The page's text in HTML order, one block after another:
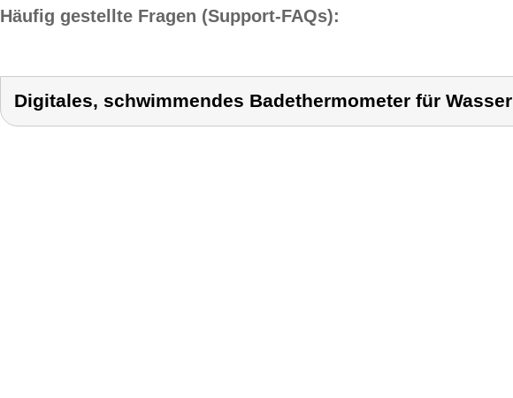
Häufig gestellte Fragen (Support-FAQs):
Digitales, schwimmendes Badethermometer für Wasser